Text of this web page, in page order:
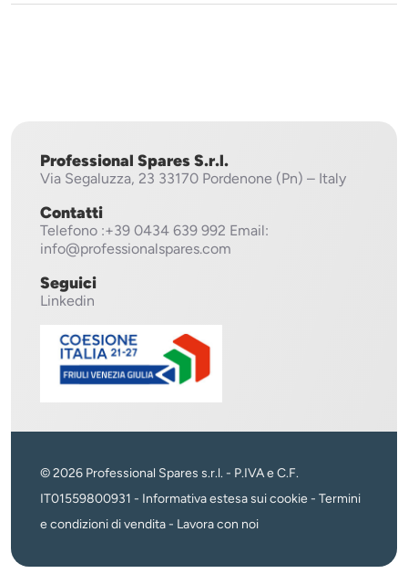
Professional Spares S.r.l.
Via Segaluzza, 23 33170 Pordenone (Pn) – Italy
Contatti
Telefono :+39 0434 639 992 Email:
info@professionalspares.com
Seguici
Linkedin
© 2026 Professional Spares s.r.l. - P.IVA e C.F.
IT01559800931 - Informativa estesa sui cookie - Termini
e condizioni di vendita- Lavora con noi